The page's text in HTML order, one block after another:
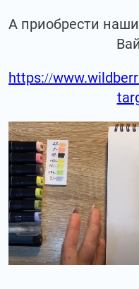
А приобрести
https://